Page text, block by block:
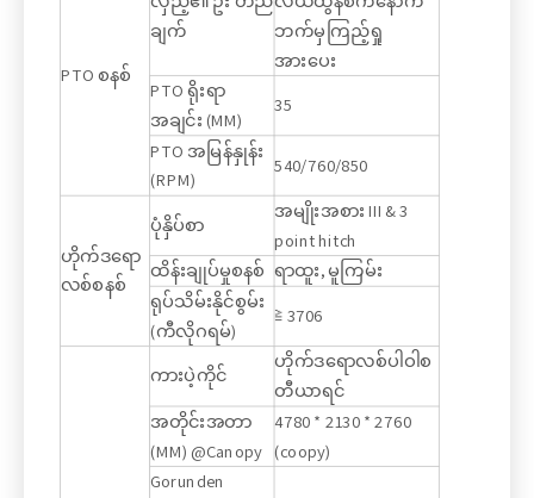
PTO စနစ်
ချက်
ဘက်မှကြည့်ရှု
အားပေး
PTO ရိုးရာ
အချင်း (MM)
35
PTO အမြန်နှုန်း
(RPM)
540/760/850
ဟိုက်ဒရော
လစ်စနစ်
ပုံနှိပ်စာ
အမျိုးအစား III & 3
point hitch
ထိန်းချုပ်မှုစနစ် ရာထူး, မူကြမ်း
ရုပ်သိမ်းနိုင်စွမ်း
(ကီလိုဂရမ်)
≧ 3706
ကားပဲ့ကိုင်
ဟိုက်ဒရောလစ်ပါဝါစ
တီယာရင်
အတိုင်းအတာ
(MM) @Canopy
4780 * 2130 * 2760
(coopy)
Gorunden